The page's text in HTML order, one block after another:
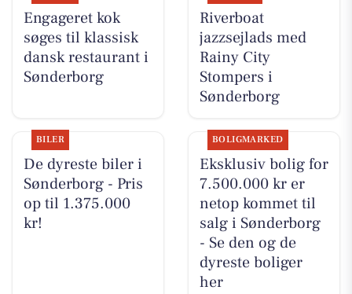
Engageret kok
søges til klassisk
dansk restaurant i
Sønderborg
Riverboat
jazzsejlads med
Rainy City
Stompers i
Sønderborg
BILER
De dyreste biler i
Sønderborg - Pris
op til 1.375.000
kr!
BOLIGMARKED
Eksklusiv bolig for
7.500.000 kr er
netop kommet til
salg i Sønderborg
- Se den og de
dyreste boliger
her